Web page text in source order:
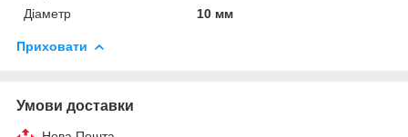
Діаметр
10 мм
Приховати
Умови доставки